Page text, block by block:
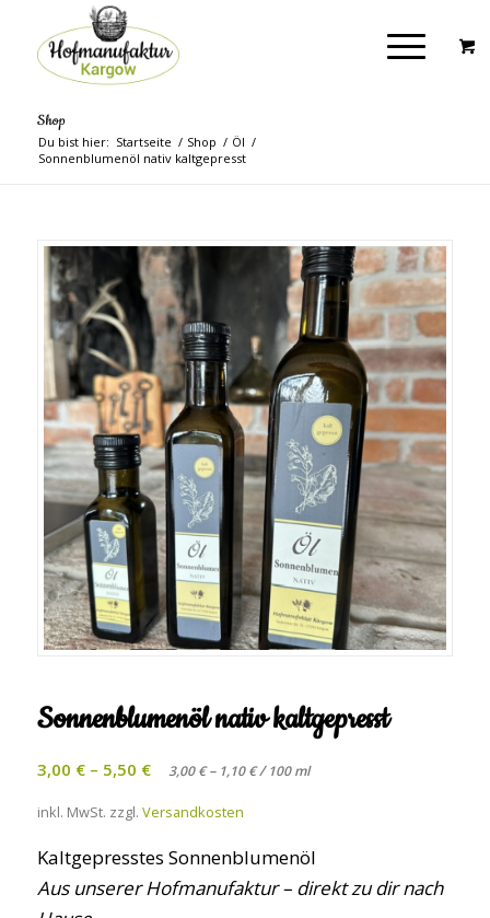
Shop
Du bist hier: Startseite / Shop / Öl /
Sonnenblumenöl nativ kaltgepresst
Sonnenblumenöl nativ kaltgepresst
3,00 €– 5,50 € 3,00€– 1,10€/100 ml
inkl. MwSt. zzgl. Versandkosten
Kaltgepresstes Sonnenblumenöl
Aus unserer Hofmanufaktur – direkt zu dir nach